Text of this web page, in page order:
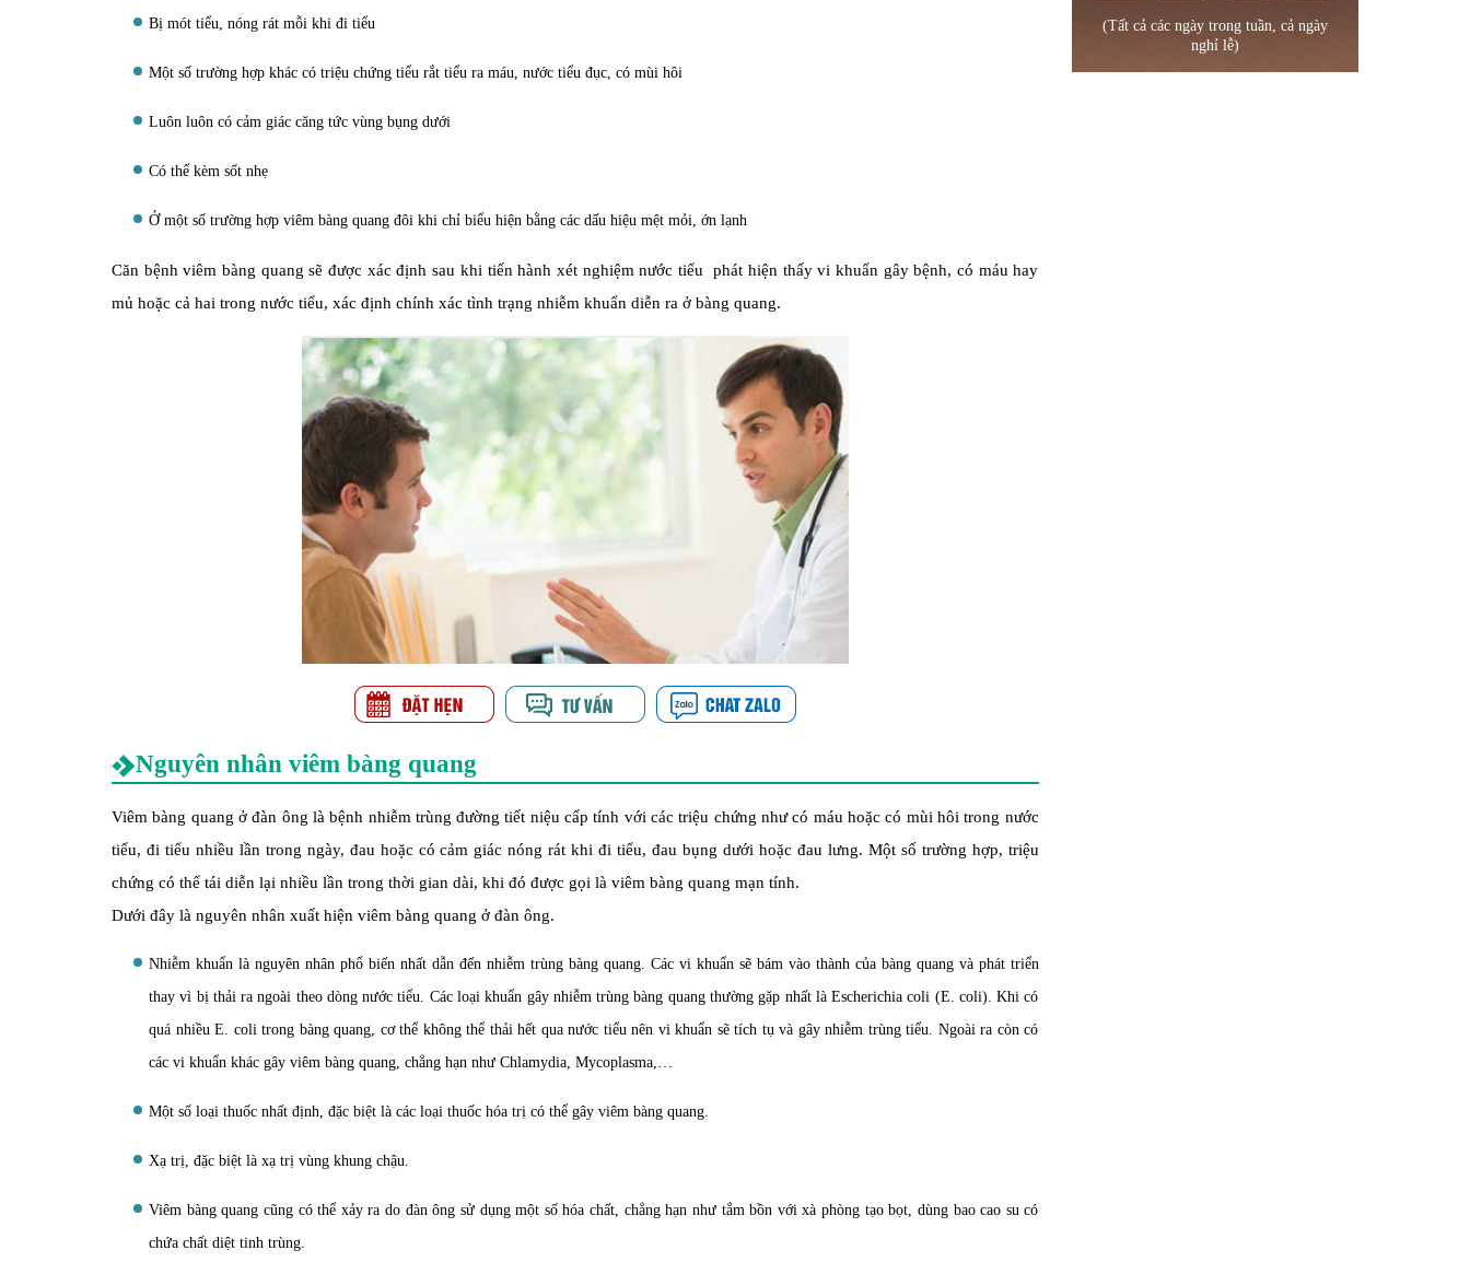
Bị mót tiểu, nóng rát mỗi khi đi tiểu
Một số trường hợp khác có triệu chứng tiểu rắt tiểu ra máu, nước tiểu đục, có mùi hôi
Luôn luôn có cảm giác căng tức vùng bụng dưới
Có thể kèm sốt nhẹ
Ở một số trường hợp viêm bàng quang đôi khi chỉ biểu hiện bằng các dấu hiệu mệt mỏi, ớn lạnh
Căn bệnh viêm bàng quang sẽ được xác định sau khi tiến hành xét nghiệm nước tiểu phát hiện thấy vi khuẩn gây bệnh, có máu hay
mủ hoặc cả hai trong nước tiểu, xác định chính xác tình trạng nhiễm khuẩn diễn ra ở bàng quang.
Nguyên nhân viêm bàng quang
Viêm bàng quang ở đàn ông là bệnh nhiễm trùng đường tiết niệu cấp tính với các triệu chứng như có máu hoặc có mùi hôi trong nước
tiểu, đi tiểu nhiều lần trong ngày, đau hoặc có cảm giác nóng rát khi đi tiểu, đau bụng dưới hoặc đau lưng. Một số trường hợp, triệu
chứng có thể tái diễn lại nhiều lần trong thời gian dài, khi đó được gọi là viêm bàng quang mạn tính.
Dưới đây là nguyên nhân xuất hiện viêm bàng quang ở đàn ông.
Nhiễm khuẩn là nguyên nhân phổ biến nhất dẫn đến nhiễm trùng bàng quang. Các vi khuẩn sẽ bám vào thành của bàng quang và phát triển
thay vì bị thải ra ngoài theo dòng nước tiểu. Các loại khuẩn gây nhiễm trùng bàng quang thường gặp nhất là Escherichia coli (E. coli). Khi có
quá nhiều E. coli trong bàng quang, cơ thể không thể thải hết qua nước tiểu nên vi khuẩn sẽ tích tụ và gây nhiễm trùng tiểu. Ngoài ra còn có
các vi khuẩn khác gây viêm bàng quang, chẳng hạn như Chlamydia, Mycoplasma,…
Một số loại thuốc nhất định, đặc biệt là các loại thuốc hóa trị có thể gây viêm bàng quang.
Xạ trị, đặc biệt là xạ trị vùng khung chậu.
Viêm bàng quang cũng có thể xảy ra do đàn ông sử dụng một số hóa chất, chẳng hạn như tắm bồn với xà phòng tạo bọt, dùng bao cao su có
chứa chất diệt tinh trùng.
(Tất cả các ngày trong tuần, cả ngày
nghỉ lễ)